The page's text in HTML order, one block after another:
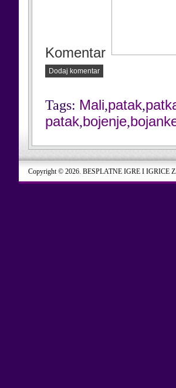
Komentar
Dodaj komentar
Tags: Mali,patak,
patak,bojenje,
Copyright © 2026. BESPLATNE IGRE I IGRICE